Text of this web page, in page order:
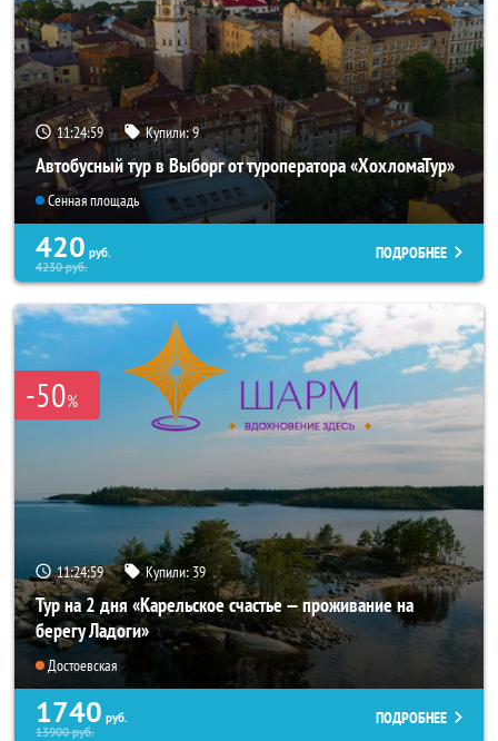
11:24:56 Купили:9
Автобусный тур в Выборг от туроператора «ХохломаТур»
Сенная площадь
420 руб.
4230руб.
ПОДРОБНЕЕ
-50%
11:24:56 Купили:39
Тур на 2 дня «Карельское счастье — проживание на
берегу Ладоги»
Достоевская
1740 руб.
13900руб.
ПОДРОБНЕЕ